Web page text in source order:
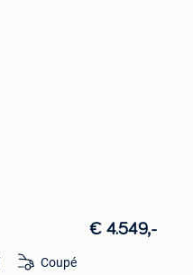
€ 4.549,-
Coupé